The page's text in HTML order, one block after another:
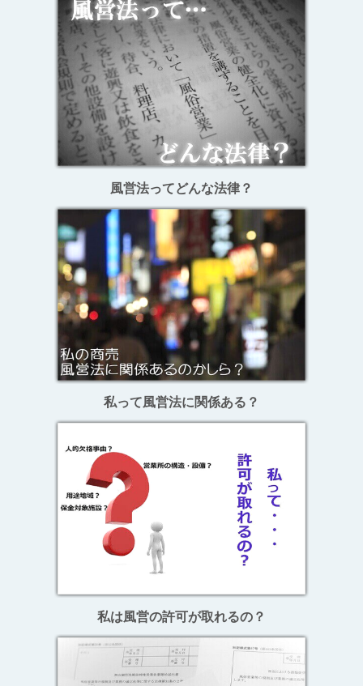
風営法ってどんな法律？
私って風営法に関係ある？
私は風営の許可が取れるの？